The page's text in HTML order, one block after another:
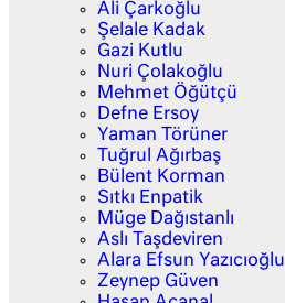
Ali Çarkoğlu
Şelale Kadak
Gazi Kutlu
Nuri Çolakoğlu
Mehmet Öğütçü
Defne Ersoy
Yaman Törüner
Tuğrul Ağırbaş
Bülent Korman
Sıtkı Enpatik
Müge Dağıstanlı
Aslı Taşdeviren
Alara Efsun Yazıcıoğlu
Zeynep Güven